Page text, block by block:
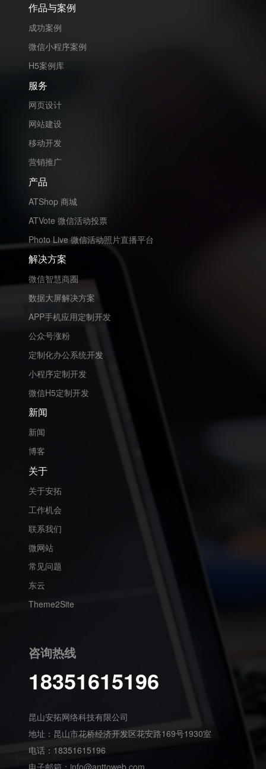
作品与案例
成功案例
微信小程序案例
H5案例库
服务
网页设计
网站建设
移动开发
营销推广
产品
ATShop 商城
ATVote 微信活动投票
Photo Live 微信活动照片直播平台
解决方案
微信智慧商圈
数据大屏解决方案
APP手机应用定制开发
公众号涨粉
定制化办公系统开发
小程序定制开发
微信H5定制开发
新闻
新闻
博客
关于
关于安拓
工作机会
联系我们
微网站
常见问题
东云
Theme2Site
咨询热线
18351615196
昆山安拓网络科技有限公司
地址：昆山市花桥经济开发区花安路169号1930室
电话：18351615196